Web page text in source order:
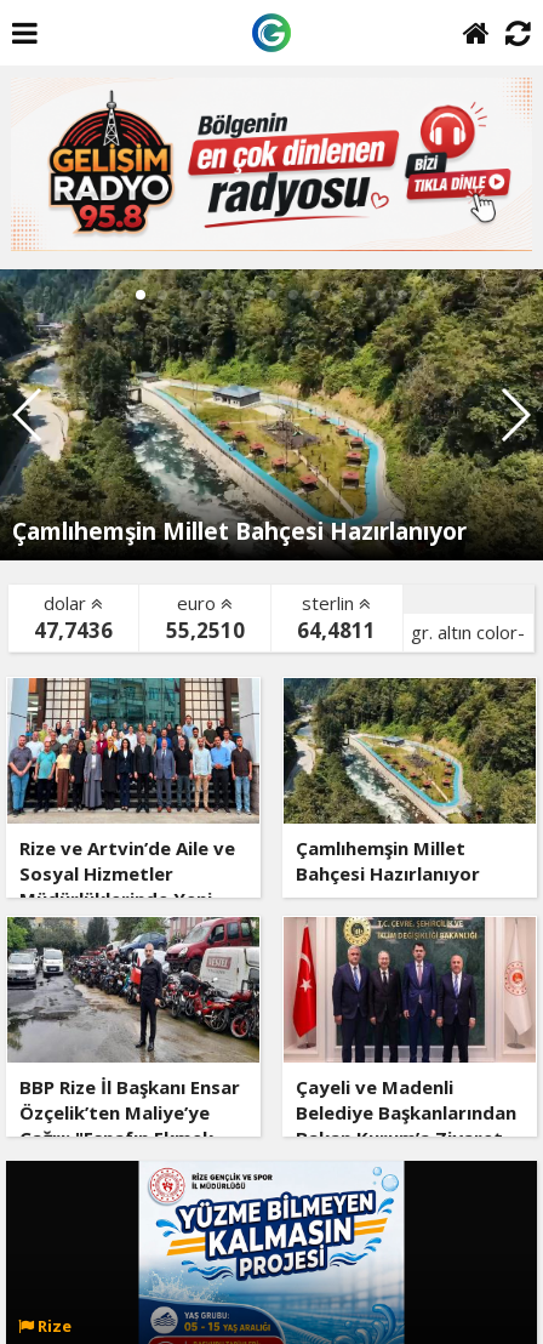
Çamlıhemşin Millet Bahçesi Hazırlanıyor
dolar
47,7436
euro
55,2510
sterlin
64,4811
gr. altın color-
bist color-
Rize ve Artvin’de Aile ve
Sosyal Hizmetler
Müdürlüklerinde Yeni
Dönem
Çamlıhemşin Millet
Bahçesi Hazırlanıyor
BBP Rize İl Başkanı Ensar
Özçelik’ten Maliye’ye
Çağrı: "Esnafın Ekmek
Teknesine Haciz Borcu
Ödetmez, Üretimi
Çayeli ve Madenli
Belediye Başkanlarından
Bakan Kurum’a Ziyaret
Rize